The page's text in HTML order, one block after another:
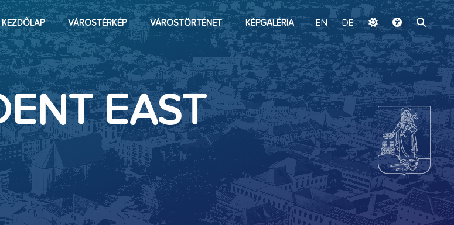
ugrás a fő tartalomhoz
KEZDŐLAP VÁROSTÉRKÉP VÁROSTÖRTÉNET KÉPGALÉRIA EN DE
EAST